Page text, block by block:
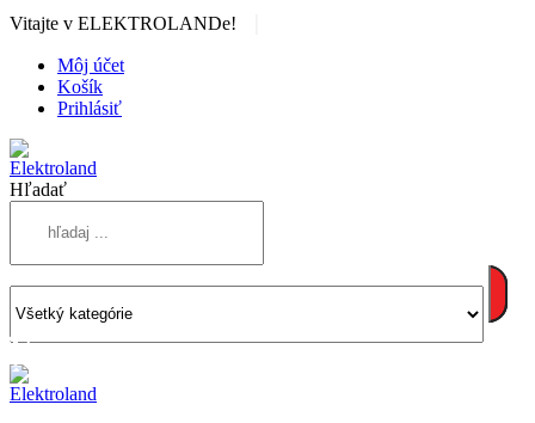
Vitajte v ELEKTROLANDe!
Môj účet
Košík
Prihlásiť
Hľadať